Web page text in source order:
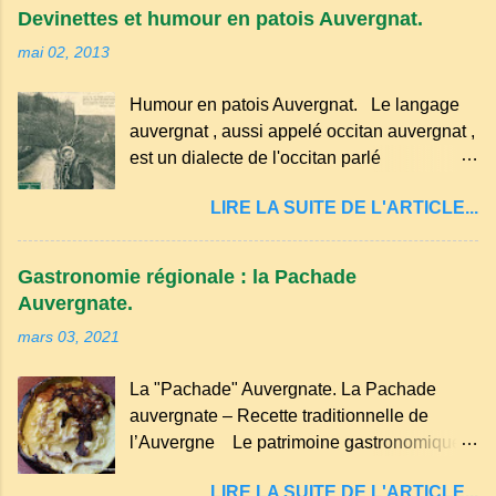
voisins se hâtent de planter dans le
aperçoit, il remet le pain sur le bon coté,
mais il doit payer autant de bouteilles de vin
qu’il y a de couteaux ou de fourchettes
d’Ambert). Les quatre chemins. Quand
deux chemins se rencontrent et se coupent,
leur intersection forme un carrefour qui a
Devinettes et humour en patois Auvergnat.
mai 02, 2013
Humour en patois Auvergnat. Le langage
auvergnat , aussi appelé occitan auvergnat ,
est un dialecte de l'occitan parlé
certaines parties du Massif central . Il
appartient à la famille des langues romanes
et est classé parmi les dialectes du nord-
occitan . Bien que le nombre de locuteurs
traditionnelle et les contes. Il a aussi
influencé le français parlé en Auvergne.
Caractéristiques du langage auvergnat
LIRE LA SUITE DE L'ARTICLE...
Gastronomie régionale : la Pachade
Auvergnate.
mars 03, 2021
La "Pachade" Auvergnate. La Pachade
auvergnate – Recette traditionnelle de
l’Auvergne Le patrimoine gastronomique
LIRE LA SUITE DE L'ARTICLE...